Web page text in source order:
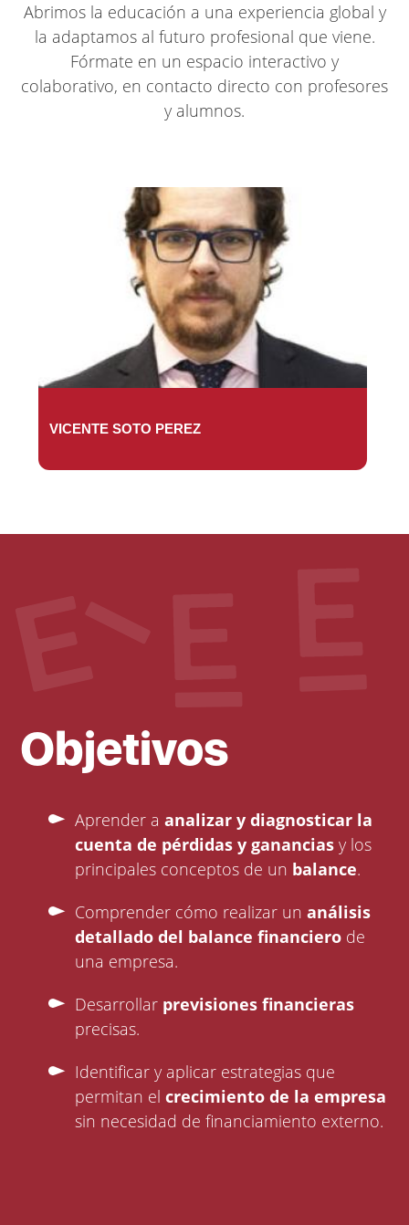
Abrimos la educación a una experiencia global y
la adaptamos al futuro profesional que viene.
Fórmate en un espacio interactivo y
colaborativo, en contacto directo con profesores
y alumnos.
VICENTE SOTO PEREZ
Objetivos
Aprender aanalizar y diagnosticar la
cuenta de pérdidas y ganancias y los
principales conceptos de un balance.
Comprender cómo realizar unanálisis
detallado del balance financiero de
una empresa.
Desarrollar previsiones financieras
precisas.
Identificar y aplicar estrategias que
permitan elcrecimiento de la empresa
sin necesidad de financiamiento externo.